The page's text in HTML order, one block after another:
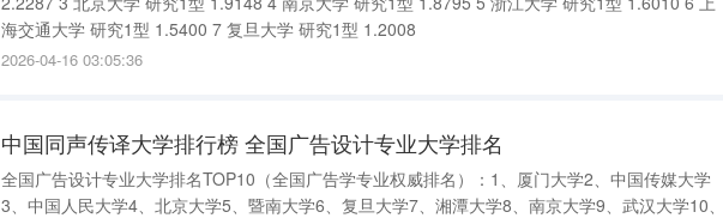
海交通大学 研究1型 1.5400 7 复旦大学 研究1型 1.2008
2026-04-16 03:05:36
中国同声传译大学排行榜 全国广告设计专业大学排名
全国广告设计专业大学排名TOP10（全国广告学专业权威排名）：1、厦门大学2、中国传媒大学
3、中国人民大学4、北京大学5、暨南大学6、复旦大学7、湘潭大学8、南京大学9、武汉大学10、